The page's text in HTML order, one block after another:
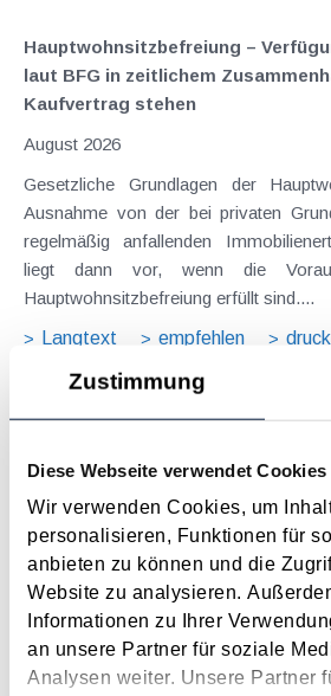
Zustimmung
Diese Webseite verwendet Cookies
Wir verwenden Cookies, um
personalisieren, Funktionen für
anbieten zu können und die
Website zu analysieren.
Informationen zu Ihrer
an unsere Partner für soziale
Analysen weiter. Unsere Partner
Hauptwohnsitz​­befreiung –
laut BFG in zeitlichem
Kaufvertrag stehen
August 2026
Gesetzliche Grundlagen der
Ausnahme von der bei privaten
regelmäßig anfallenden
liegt dann vor, wenn die
Hauptwohnsitzbefreiung erfüllt sind....
Langtext
empfehlen
August 2026
Problemstellung und rechtlicher Hintergrund
sollen
im Zuge von Dienstreisen (beruflich
die Unkenntnis über die lokale
typischerweise stellt sich das Problem